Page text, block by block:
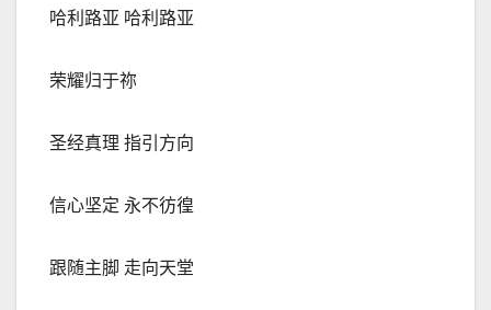
哈利路亚 哈利路亚
荣耀归于祢
圣经真理 指引方向
信心坚定 永不彷徨
跟随主脚 走向天堂